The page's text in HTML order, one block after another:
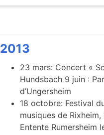
2013
23 mars: Concert «
Hundsbach 9 juin :
d’Ungersheim
18 octobre: Festival
musiques de
Entente Rumersheim